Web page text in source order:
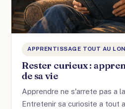
APPRENTISSAGE TOUT AU
Rester curieux :
de sa vie
Apprendre ne s'arrete pas a
Entretenir sa curiosite a tout